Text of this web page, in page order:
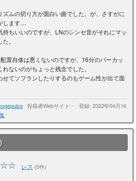
ズムの切り方が面白い曲でした。が、さすがに
します…
持ちいいのですが、LNのシンセ音がそれにマッ
。
置自体は悪くないのですが、16分のパーカッ
ないのがちょっと残念でした。
てソフランしたりするのもゲーム性が出て面
投稿者Webサイト: -
登録: 2022年04月16
レス (0件)